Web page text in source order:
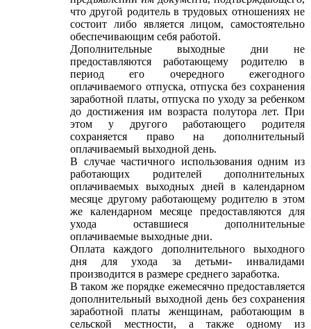
что другой родитель в трудовых отношениях не
состоит либо является лицом, самостоятельно
обеспечивающим себя работой.
Дополнительные выходные дни не
предоставляются работающему родителю в
период его очередного ежегодного
оплачиваемого отпуска, отпуска без сохранения
заработной платы, отпуска по уходу за ребенком
до достижения им возраста полутора лет. При
этом у другого работающего родителя
сохраняется право на дополнительный
оплачиваемый выходной день.
В случае частичного использования одним из
работающих родителей дополнительных
оплачиваемых выходных дней в календарном
месяце другому работающему родителю в этом
же календарном месяце предоставляются для
ухода оставшиеся дополнительные
оплачиваемые выходные дни.
Оплата каждого дополнительного выходного
дня для ухода за детьми- инвалидами
производится в размере среднего заработка.
В таком же порядке ежемесячно предоставляется
дополнительный выходной день без сохранения
заработной платы женщинам, работающим в
сельской местности, а также одному из